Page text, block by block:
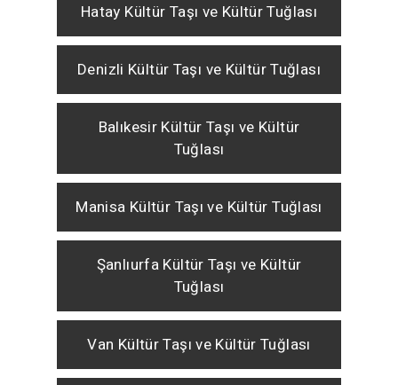
Hatay Kültür Taşı ve Kültür Tuğlası
Denizli Kültür Taşı ve Kültür Tuğlası
Balıkesir Kültür Taşı ve Kültür
Tuğlası
Manisa Kültür Taşı ve Kültür Tuğlası
Şanlıurfa Kültür Taşı ve Kültür
Tuğlası
Van Kültür Taşı ve Kültür Tuğlası